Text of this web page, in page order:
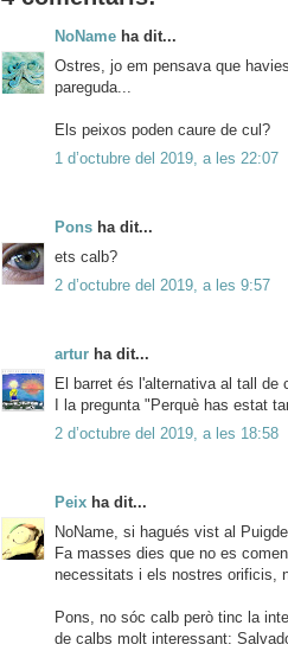
NoName ha dit...
Ostres, jo em pensava que
pareguda...
Els peixos poden caure de cul?
1 d’octubre del 2019, a les 22:07
Pons ha dit...
ets calb?
2 d’octubre del 2019, a les 9:57
artur ha dit...
El barret és l'alternativa al tall de
I la pregunta "Perquè has estat
2 d’octubre del 2019, a les 18:58
Peix ha dit...
NoName, si hagués vist al
Fa masses dies que no es
necessitats i els nostres orificis,
Pons, no sóc calb però tinc la
de calbs molt interessant: